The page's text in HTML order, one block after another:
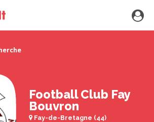
Football Club Fay
Bouvron
Fay-de-Bretagne (44)